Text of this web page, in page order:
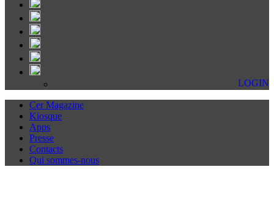
LOGIN
Cer Magazine
Kiosque
Apps
Presse
Contacts
Qui sommes-nous